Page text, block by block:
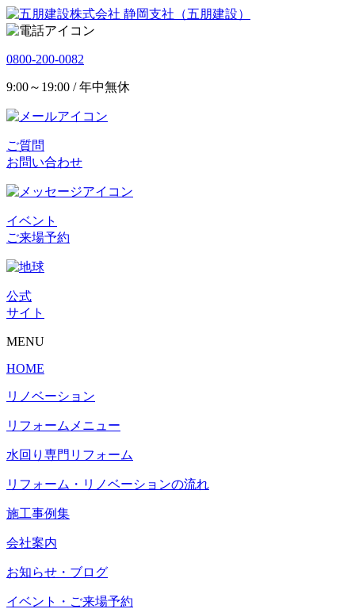
静岡支社（五朋建設）
0800-200-0082
9:00～19:00 / 年中無休
ご質問
お問い合わせ
イベント
ご来場予約
公式
サイト
MENU
HOME
リノベーション
リフォームメニュー
水回り専門リフォーム
リフォーム・リノベーションの流れ
施工事例集
会社案内
お知らせ・ブログ
イベント・ご来場予約